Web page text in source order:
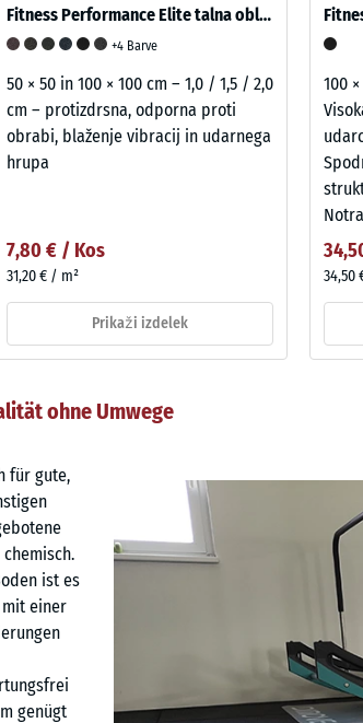
Fitness Performance Elite talna obloga za vadbo DZ
+4 Barve
50 × 50 in 100 × 100 cm – 1,0 / 1,5 / 2,0
cm – protizdrsna, odporna proti
obrabi, blaženje vibracij in udarnega
hrupa
7,80 € / Kos
31,20 € / m²
Prikaži izdelek
100
34,50
ohne Umwege
für gute,
ist es
mit einer
genügt